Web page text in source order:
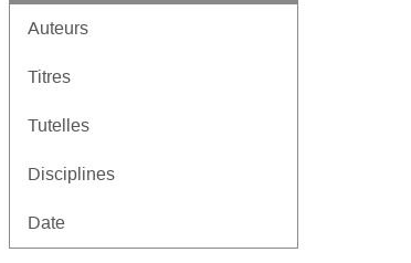
Auteurs
Titres
Tutelles
Disciplines
Date